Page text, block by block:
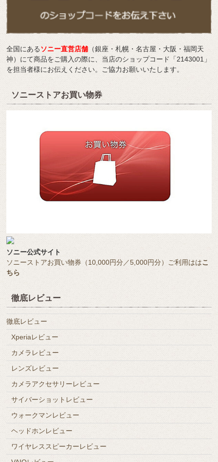
全国にあるソニー直営店舗 （銀座・札幌・名古屋・大阪・福岡天
神）にて商品をご購入の際に、当店のショップコード「2143001」
を担当者様にお伝えください。ご協力お願いいたします。
ソニーストアお買い物券
ソニー公式サイト
ソニーストアお買い物券（10,000円分／5,000円分）ご利用ははこ
ちら
徹底レビュー
徹底レビュー
Xperiaレビュー
カメラレビュー
レンズレビュー
カメラアクセサリーレビュー
サイバーショットレビュー
ウォークマンレビュー
ヘッドホンレビュー
ワイヤレススピーカーレビュー